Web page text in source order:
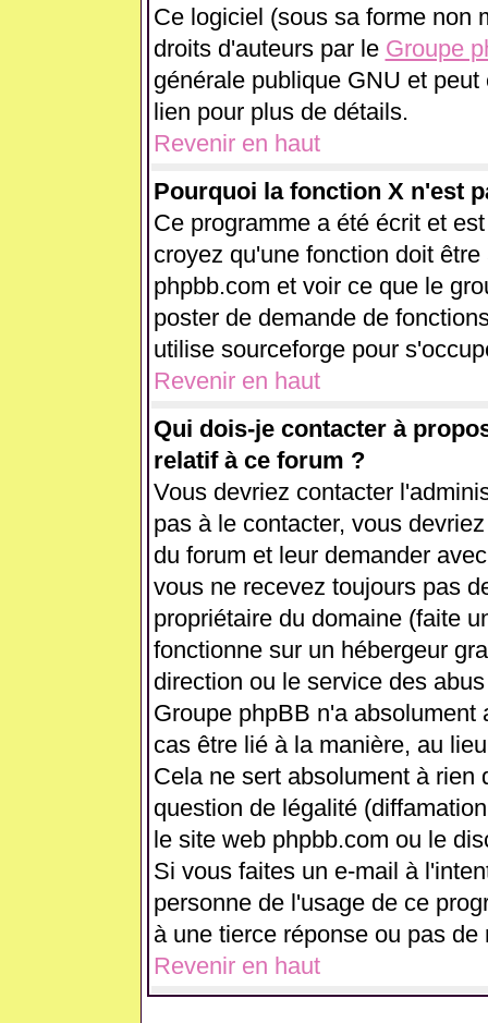
Ce logiciel (sous sa forme non
droits d'auteurs par le Groupe
générale publique GNU et
lien pour plus de détails.
Revenir en haut
Pourquoi la fonction X n'est
Ce programme a été écrit et
croyez qu'une fonction doit
phpbb.com et voir ce que le
poster de demande de
utilise sourceforge pour
Revenir en haut
Qui dois-je contacter à
relatif à ce forum ?
Vous devriez contacter
pas à le contacter, vous
du forum et leur demander
vous ne recevez toujours pas
propriétaire du domaine (faite
fonctionne sur un hébergeur
direction ou le service des
Groupe phpBB n'a
cas être lié à la manière, au
Cela ne sert absolument à rien
question de légalité
le site web phpbb.com ou le
Si vous faites un e-mail à
personne de l'usage de ce
à une tierce réponse ou pas de
Revenir en haut